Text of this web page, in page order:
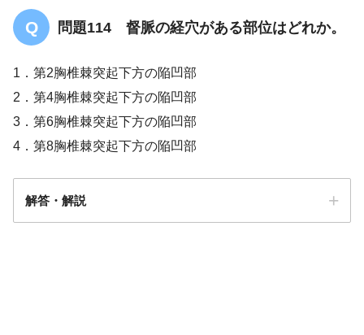
両乳様突起間：9寸
問題114 督脈の経穴がある部位はどれか。
1．第2胸椎棘突起下方の陥凹部
2．第4胸椎棘突起下方の陥凹部
3．第6胸椎棘突起下方の陥凹部
4．第8胸椎棘突起下方の陥凹部
解答・解説